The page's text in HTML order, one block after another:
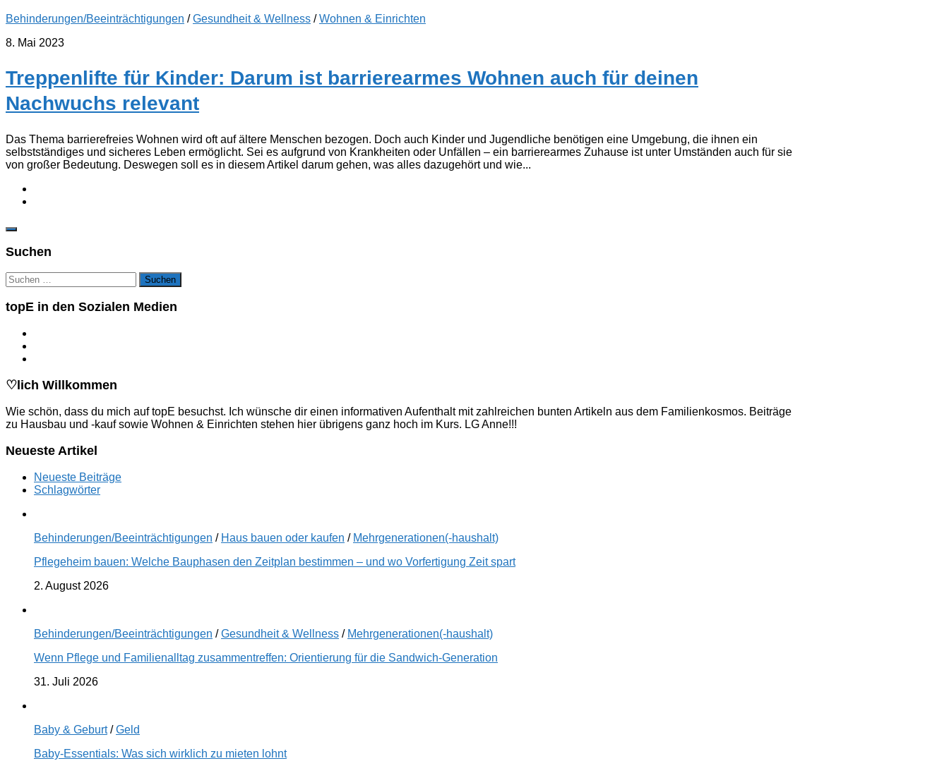
Behinderungen/Beeinträchtigungen /Gesundheit & Wellness /Wohnen & Einrichten
8. Mai 2023
Treppenlifte für Kinder: Darum ist barrierearmes Wohnen auch für deinen
Nachwuchs relevant
Das Thema barrierefreies Wohnen wird oft auf ältere Menschen bezogen. Doch auch Kinder und Jugendliche benötigen eine Umgebung, die ihnen ein
selbstständiges und sicheres Leben ermöglicht. Sei es aufgrund von Krankheiten oder Unfällen – ein barrierearmes Zuhause ist unter Umständen auch für sie
von großer Bedeutung. Deswegen soll es in diesem Artikel darum gehen, was alles dazugehört und wie...
Suchen
Suchen
nach:
topE in den Sozialen Medien
♡lich Willkommen
Wie schön, dass du mich auf topE besuchst. Ich wünsche dir einen informativen Aufenthalt mit zahlreichen bunten Artikeln aus dem Familienkosmos. Beiträge
zu Hausbau und -kauf sowie Wohnen & Einrichten stehen hier übrigens ganz hoch im Kurs. LG Anne!!!
Neueste Artikel
Neueste Beiträge
Schlagwörter
Behinderungen/Beeinträchtigungen / Haus bauen oder kaufen / Mehrgenerationen(-haushalt)
Pflegeheim bauen: Welche Bauphasen den Zeitplan bestimmen – und wo Vorfertigung Zeit spart
2. August 2026
Behinderungen/Beeinträchtigungen /Gesundheit & Wellness / Mehrgenerationen(-haushalt)
Wenn Pflege und Familienalltag zusammentreffen: Orientierung für die Sandwich-Generation
31. Juli 2026
Baby & Geburt/Geld
Baby-Essentials: Was sich wirklich zu mieten lohnt